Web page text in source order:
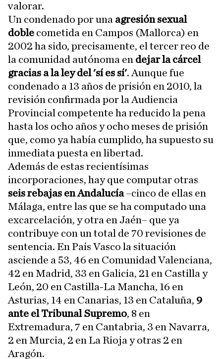
valorar.
Un condenado por una agresión sexual
doble cometida en Campos (Mallorca) en
2002 ha sido, precisamente, el tercer reo de
la comunidad autónoma en dejar la cárcel
gracias a la ley del 'sí es sí'. Aunque fue
condenado a 13 años de prisión en 2010, la
revisión confirmada por la Audiencia
Provincial competente ha reducido la pena
hasta los ocho años y ocho meses de prisión
que, como ya había cumplido, ha supuesto su
inmediata puesta en libertad.
Además de estas recientísimas
incorporaciones, hay que computar otras
seis rebajas en Andalucía–cinco de ellas en
Málaga, entre las que se ha computado una
excarcelación, y otra en Jaén– que ya
contribuye con un total de 70 revisiones de
sentencia. En País Vasco la situación
asciende a 53, 46 en Comunidad Valenciana,
42 en Madrid, 33 en Galicia, 21 en Castilla y
León, 20 en Castilla-La Mancha, 16 en
Asturias, 14 en Canarias, 13 en Cataluña, 9
ante el Tribunal Supremo, 8 en
Extremadura, 7 en Cantabria, 3 en Navarra,
2 en Murcia, 2 en La Rioja y otras 2 en
Aragón.